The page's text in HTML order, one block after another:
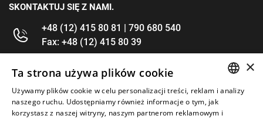
SKONTAKTUJ SIĘ Z NAMI.
+48 (12) 415 80 81 | 790 680 540
Fax: +48 (12) 415 80 39
kontakt@im-narzedzia.pl
INFORMACJE
×
Ta strona używa plików cookie
Używamy plików cookie w celu personalizacji treści, reklam i analizy
naszego ruchu. Udostępniamy również informacje o tym, jak
korzystasz z naszej witryny, naszym partnerom reklamowym i